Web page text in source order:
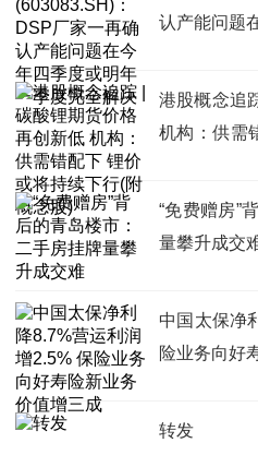
认产能问题
港股概念追
机构：供需
“免费赠房”
量攀升成交
中国太保净
险业务向好
转发